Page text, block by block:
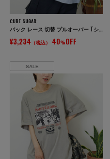
CUBE SUGAR
バック レース 切替 プルオーバー Tシャツ
¥3,234 （税込） 40%OFF
SALE